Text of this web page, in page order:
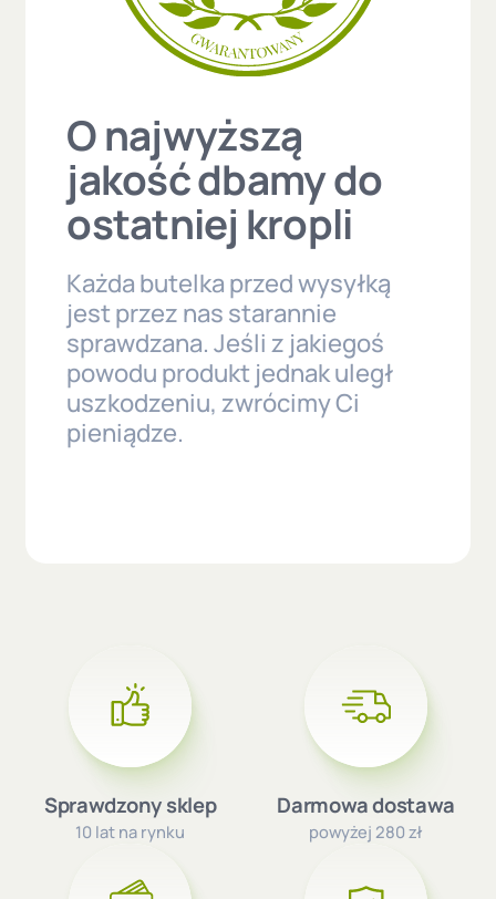
O najwyższą
jakość dbamy do
ostatniej kropli
Każda butelka przed wysyłką
jest przez nas starannie
sprawdzana. Jeśli z jakiegoś
powodu produkt jednak uległ
uszkodzeniu, zwrócimy Ci
pieniądze.
Sprawdzony sklep
10 lat na rynku
Darmowa dostawa
powyżej 280 zł